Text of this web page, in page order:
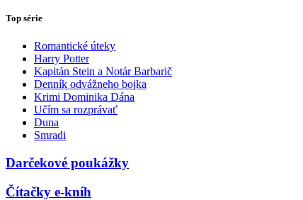
Top série
Romantické úteky
Harry Potter
Kapitán Stein a Notár Barbarič
Denník odvážneho bojka
Krimi Dominika Dána
Učím sa rozprávať
Duna
Smradi
Darčekové poukážky
Čítačky e-kníh